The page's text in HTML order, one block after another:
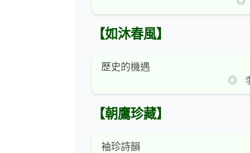
【如沐春風】
歷史的機遇
◎ 李
【朝鷹珍藏】
袖珍詩韻